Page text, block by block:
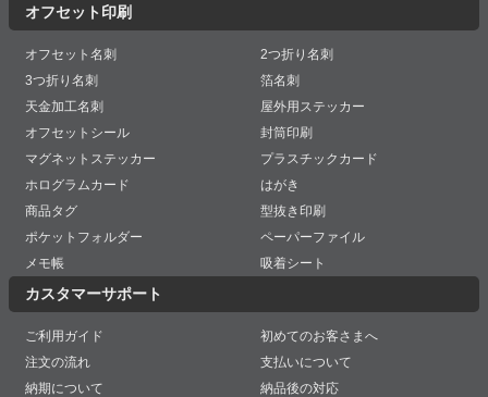
オフセット印刷
オフセット名刺
2つ折り名刺
3つ折り名刺
箔名刺
天金加工名刺
屋外用ステッカー
オフセットシール
封筒印刷
マグネットステッカー
プラスチックカード
ホログラムカード
はがき
商品タグ
型抜き印刷
ポケットフォルダー
ペーパーファイル
メモ帳
吸着シート
カスタマーサポート
ご利用ガイド
初めてのお客さまへ
注文の流れ
支払いについて
納期について
納品後の対応